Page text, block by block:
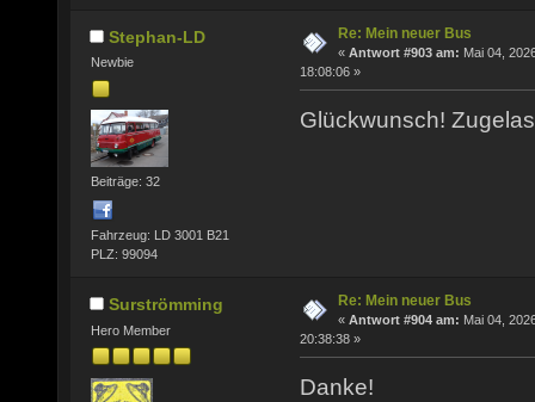
Stephan-LD
Newbie
Beiträge: 32
Fahrzeug: LD 3001 B21
PLZ: 99094
Re: Mein neuer Bus
« Antwort #903 am: Mai 04,
18:08:06 »
Glückwunsch!
Surströmming
Hero Member
Re: Mein neuer Bus
« Antwort #904 am: Mai 04,
20:38:38 »
Danke!